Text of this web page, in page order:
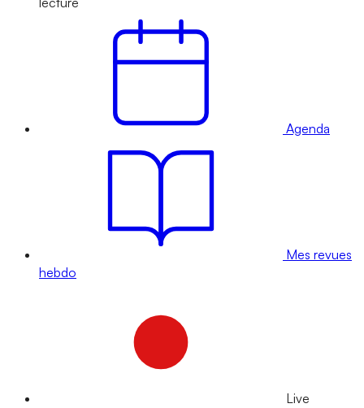
Agenda
Mes revues
hebdo
Live